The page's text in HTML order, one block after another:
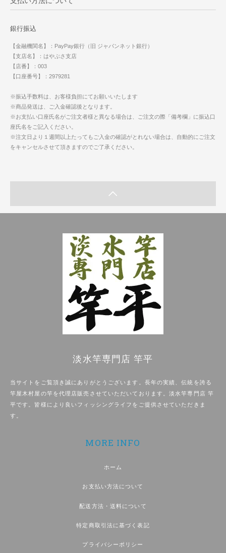
銀行振込
【金融機関名】：PayPay銀行（旧 ジャパンネット銀行）
【支店名】：はやぶさ支店
【店番】：003
【口座番号】：2979281
※振込手数料は、お客様負担にてお願いいたします
※商品発送は、ご入金確認後となります。
※お支払い口座氏名がご注文者様と異なる場合は、ご注文の際「備考欄」に振込口
座氏名をご記入ください。
※注文日より１週間以上たってもご入金の確認がとれない場合は、自動的にご注文
をキャンセルさせて頂きますのでご了承ください。
淡水竿専門店 竿平
当サイトをご覧頂き誠にありがとうございます。長年の実績、伝統を誇る
竿屋木村屋の竿を代理店販売させていただいております。淡水竿専門店 竿
平です。皆様により良いフィッシングライフをご提供させていただきま
す。
MORE INFO
ホーム
お支払い方法について
配送方法・送料について
特定商取引法に基づく表記
プライバシーポリシー